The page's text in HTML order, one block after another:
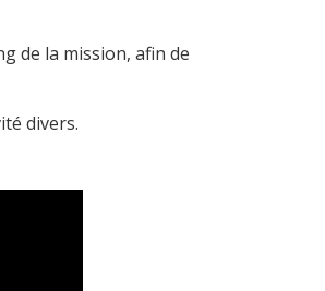
de la mission, afin de
divers.